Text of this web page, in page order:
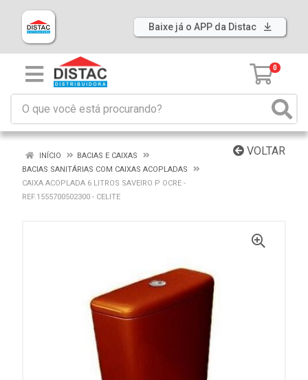
Baixe já o APP da Distac
0
VOLTAR
INÍCIO
BACIAS E CAIXAS
BACIAS SANITÁRIAS COM CAIXAS ACOPLADAS
CAIXA ACOPLADA 6 LITROS SAVEIRO P OCRE -
REF.1555700502300 - CELITE